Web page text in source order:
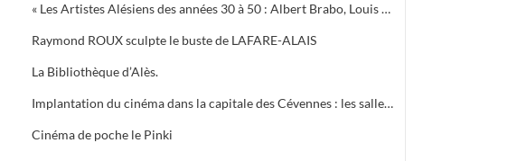
« Les Artistes Alésiens des années 30 à 50 : Albert Brabo, Louis Cabanes, Louis Arcaix et René Aberlenc » par Annie Corbier
Raymond ROUX sculpte le buste de LAFARE-ALAIS
La Bibliothèque d’Alès.
Implantation du cinéma dans la capitale des Cévennes : les salles du début du siècle à nos jours.
Cinéma de poche le Pinki